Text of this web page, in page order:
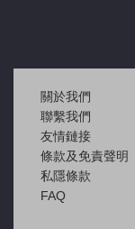
關於我們
聯繫我們
友情鏈接
條款及免責聲明
私隱條款
FAQ